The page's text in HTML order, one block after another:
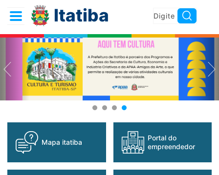
Itatiba
mapa itatiba
portal do
empreendedor